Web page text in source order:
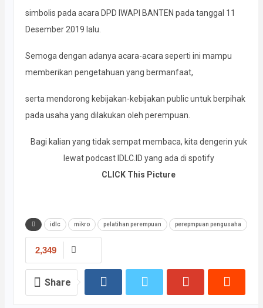
simbolis pada acara DPD IWAPI BANTEN pada tanggal 11
Desember 2019 lalu.
Semoga dengan adanya acara-acara seperti ini mampu
memberikan pengetahuan yang bermanfaat,
serta mendorong kebijakan-kebijakan public untuk berpihak
pada usaha yang dilakukan oleh perempuan.
Bagi kalian yang tidak sempat membaca, kita dengerin yuk
lewat podcast IDLC.ID yang ada di spotify
CLICK This Picture
idlc mikro pelatihan perempuan perepmpuan pengusaha
2,349
Share